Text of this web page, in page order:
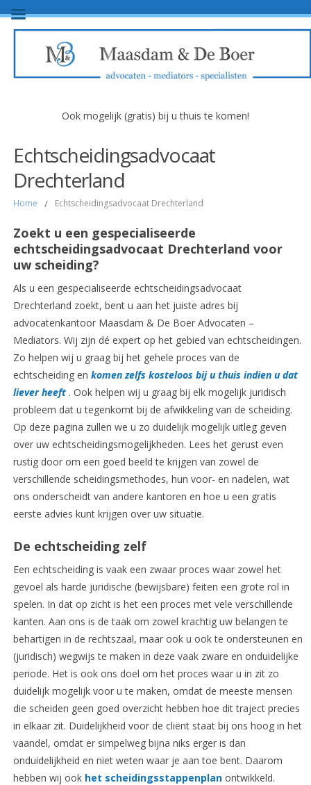
Ook mogelijk (gratis) bij u thuis te komen!
Echtscheidingsadvocaat
Drechterland
Home / Echtscheidingsadvocaat Drechterland
Zoekt u een gespecialiseerde
echtscheidingsadvocaat Drechterland voor
uw scheiding?
Als u een gespecialiseerde echtscheidingsadvocaat
Drechterland zoekt, bent u aan het juiste adres bij
advocatenkantoor Maasdam & De Boer Advocaten –
Mediators. Wij zijn dé expert op het gebied van echtscheidingen.
Zo helpen wij u graag bij het gehele proces van de
echtscheiding en komen zelfs kosteloos bij u thuis indien u dat
liever heeft . Ook helpen wij u graag bij elk mogelijk juridisch
probleem dat u tegenkomt bij de afwikkeling van de scheiding.
Op deze pagina zullen we u zo duidelijk mogelijk uitleg geven
over uw echtscheidingsmogelijkheden. Lees het gerust even
rustig door om een goed beeld te krijgen van zowel de
verschillende scheidingsmethodes, hun voor- en nadelen, wat
ons onderscheidt van andere kantoren en hoe u een gratis
eerste advies kunt krijgen over uw situatie.
De echtscheiding zelf
Een echtscheiding is vaak een zwaar proces waar zowel het
gevoel als harde juridische (bewijsbare) feiten een grote rol in
spelen. In dat op zicht is het een proces met vele verschillende
kanten. Aan ons is de taak om zowel krachtig uw belangen te
behartigen in de rechtszaal, maar ook u ook te ondersteunen en
(juridisch) wegwijs te maken in deze vaak zware en onduidelijke
periode. Het is ook ons doel om het proces waar u in zit zo
duidelijk mogelijk voor u te maken, omdat de meeste mensen
die scheiden geen goed overzicht hebben hoe dit traject precies
in elkaar zit. Duidelijkheid voor de cliënt staat bij ons hoog in het
vaandel, omdat er simpelweg bijna niks erger is dan
onduidelijkheid en niet weten waar je aan toe bent. Daarom
hebben wij ook het scheidingsstappenplan ontwikkeld.